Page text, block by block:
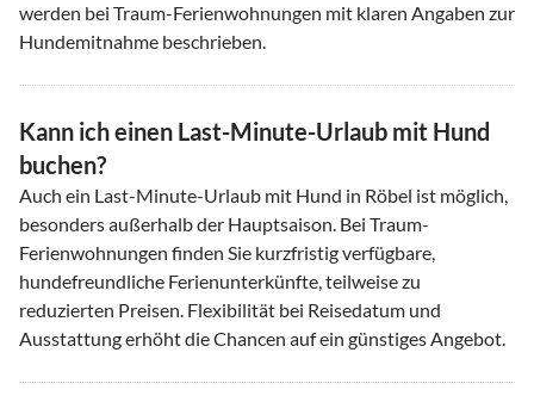
werden bei Traum-Ferienwohnungen mit klaren Angaben zur
Hundemitnahme beschrieben.
Kann ich einen Last-Minute-Urlaub mit Hund
buchen?
Auch ein Last-Minute-Urlaub mit Hund in Röbel ist möglich,
besonders außerhalb der Hauptsaison. Bei Traum-
Ferienwohnungen finden Sie kurzfristig verfügbare,
hundefreundliche Ferienunterkünfte, teilweise zu
reduzierten Preisen. Flexibilität bei Reisedatum und
Ausstattung erhöht die Chancen auf ein günstiges Angebot.